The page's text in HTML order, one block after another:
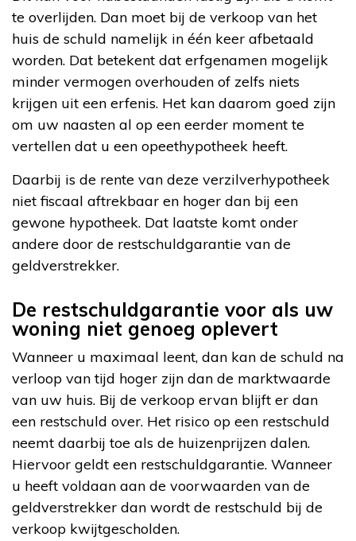
te overlijden. Dan moet bij de verkoop van het
huis de schuld namelijk in één keer afbetaald
worden. Dat betekent dat erfgenamen mogelijk
minder vermogen overhouden of zelfs niets
krijgen uit een erfenis. Het kan daarom goed zijn
om uw naasten al op een eerder moment te
vertellen dat u een opeethypotheek heeft.
Daarbij is de rente van deze verzilverhypotheek
niet fiscaal aftrekbaar en hoger dan bij een
gewone hypotheek. Dat laatste komt onder
andere door de restschuldgarantie van de
geldverstrekker.
De restschuldgarantie voor als uw
woning niet genoeg oplevert
Wanneer u maximaal leent, dan kan de schuld na
verloop van tijd hoger zijn dan de marktwaarde
van uw huis. Bij de verkoop ervan blijft er dan
een restschuld over. Het risico op een restschuld
neemt daarbij toe als de huizenprijzen dalen.
Hiervoor geldt een restschuldgarantie. Wanneer
u heeft voldaan aan de voorwaarden van de
geldverstrekker dan wordt de restschuld bij de
verkoop kwijtgescholden.